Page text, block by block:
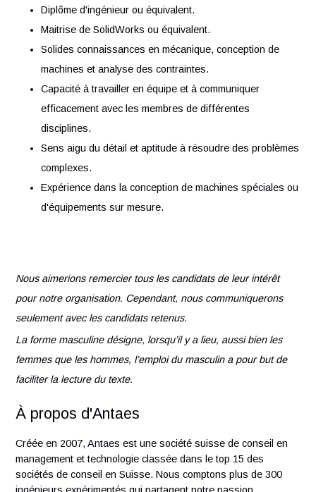
améliorations.
Assurer une veille technologique pour rester à jour
conception mécanique.
Votre profil
Diplôme d'ingénieur ou équivalent.
Maitrise de SolidWorks ou équivalent.
Solides connaissances en mécanique, conception de
Sens aigu du détail et aptitude à résoudre des
pour notre organisation. Cependant, nous communiquerons
seulement avec les candidats retenus.